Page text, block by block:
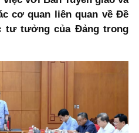
cơ quan liên quan về Đề
tư tưởng của Đảng trong